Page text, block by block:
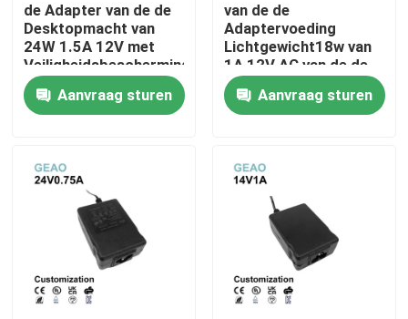
Producten
Videos
Over ons
Fabrieksreis
Kwaliteitscontrole
de Adapter van de de
Desktopmacht van
24W 1.5A 12V met
Veiligheidsbescherming
PSE
Aanvraag sturen
van de de
Adaptervoeding
Lichtgewicht18w van
1A 12V AC van de de
Machtsadapter de
Desktopfcc
Aanvraag sturen